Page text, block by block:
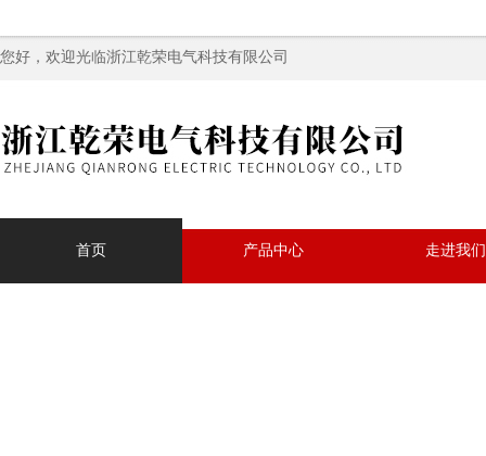
您好，欢迎光临浙江乾荣电气科技有限公司
首页 产品中心 走进我们